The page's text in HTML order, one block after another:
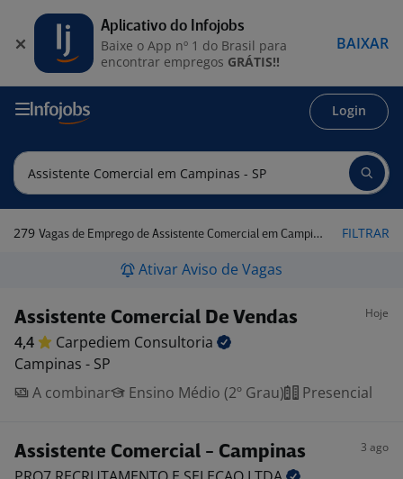
Login
279 Vagas de Emprego de Assistente Comercial em Campinas - SP FILTRAR
Ativar Aviso de Vagas
Assistente Comercial De Vendas Hoje
4,4 Carpediem Consultoria
Campinas - SP
A combinar
Ensino Médio (2º Grau) Presencial
Assistente Comercial - Campinas 3 ago
Aplicativo do Infojobs
Baixe o App nº 1 do Brasil para
encontrar empregos GRÁTIS!!
BAIXAR